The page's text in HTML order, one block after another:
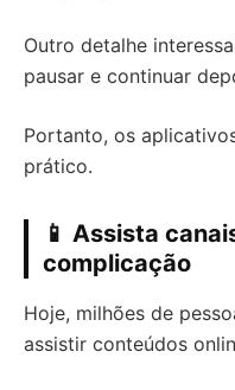
Outro detalhe
pausar e continuar
Portanto, os
prático.
📱 Assista
complicação
Hoje, milhões de
assistir conteúdos